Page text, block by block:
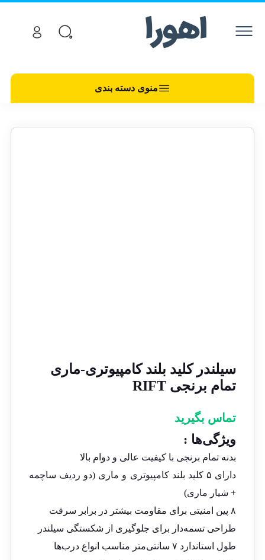
منوی دسته بندی
سیلندر کلید بلند کامپیوتری-ماری
تمام برنجی RIFT
تماس بگیرید
ویژگی‌ها :
بدنه تمام برنجی با کیفیت عالی و دوام بالا
دارای ۵ کلید بلند کامپیوتری و ماری (دو ردیف ساچمه
+ شیار ماری)
۸ پین امنیتی برای مقاومت بیشتر در برابر سرقت
طراحی تسمه‌دار برای جلوگیری از شکستگی سیلندر
طول استاندارد ۷ سانتی‌متر مناسب انواع درب‌ها